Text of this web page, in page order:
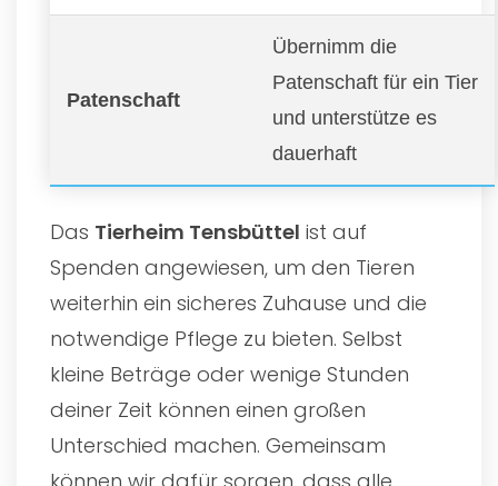
Patenschaft
Übernimm die
Patenschaft für ein Tier
und unterstütze es
dauerhaft
Das Tierheim Tensbüttel ist auf
Spenden angewiesen, um den Tieren
weiterhin ein sicheres Zuhause und die
notwendige Pflege zu bieten. Selbst
kleine Beträge oder wenige Stunden
deiner Zeit können einen großen
Unterschied machen. Gemeinsam
können wir dafür sorgen, dass alle